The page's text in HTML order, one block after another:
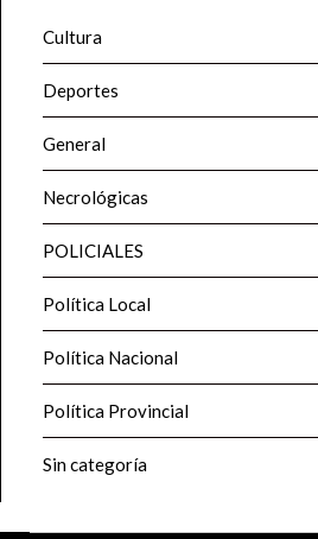
Cultura
Deportes
General
Necrológicas
POLICIALES
Política Local
Política Nacional
Política Provincial
Sin categoría